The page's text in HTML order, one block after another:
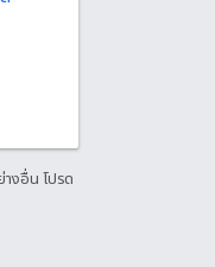
างอื่น โปรด